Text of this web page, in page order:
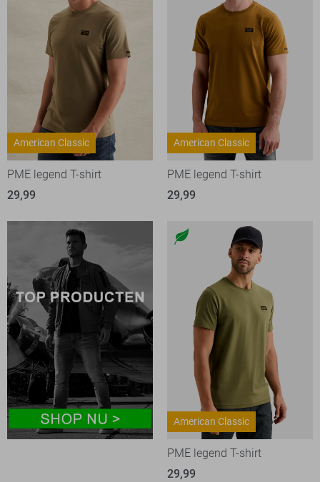
American Classic
PME legend T-shirt
29,99
American Classic
PME legend T-shirt
29,99
American Classic
PME legend T-shirt
29,99